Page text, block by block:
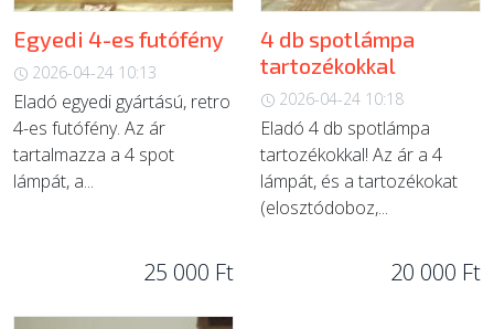
Egyedi 4-es futófény
2026-04-24 10:13
Eladó egyedi gyártású, retro
4-es futófény. Az ár
tartalmazza a 4 spot
lámpát, a...
25 000 Ft
4 db spotlámpa
tartozékokkal
2026-04-24 10:18
Eladó 4 db spotlámpa
tartozékokkal! Az ár a 4
lámpát, és a tartozékokat
(elosztódoboz,...
20 000 Ft